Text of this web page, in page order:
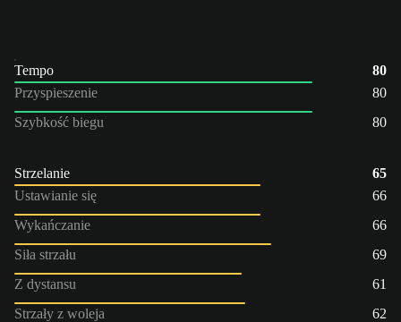
Tempo
80
Przyspieszenie
80
Szybkość biegu
80
Strzelanie
65
Ustawianie się
66
Wykańczanie
66
Siła strzału
69
Z dystansu
61
Strzały z woleja
62